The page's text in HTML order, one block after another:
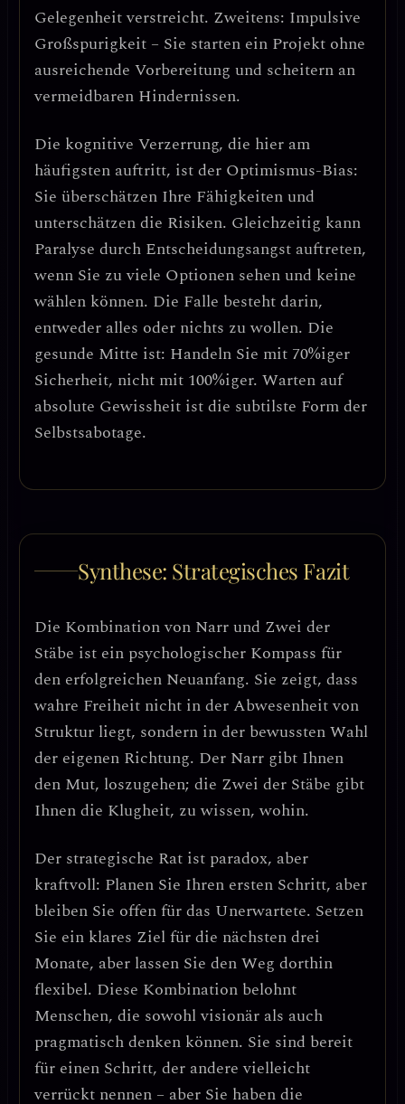
Gelegenheit verstreicht. Zweitens: Impulsive
Großspurigkeit – Sie starten ein Projekt ohne
ausreichende Vorbereitung und scheitern an
vermeidbaren Hindernissen.
Die kognitive Verzerrung, die hier am
häufigsten auftritt, ist der Optimismus-Bias:
Sie überschätzen Ihre Fähigkeiten und
unterschätzen die Risiken. Gleichzeitig kann
Paralyse durch Entscheidungsangst auftreten,
wenn Sie zu viele Optionen sehen und keine
wählen können. Die Falle besteht darin,
entweder alles oder nichts zu wollen. Die
gesunde Mitte ist: Handeln Sie mit 70%iger
Sicherheit, nicht mit 100%iger. Warten auf
absolute Gewissheit ist die subtilste Form der
Selbstsabotage.
Synthese: Strategisches Fazit
Die Kombination von Narr und Zwei der
Stäbe ist ein psychologischer Kompass für
den erfolgreichen Neuanfang. Sie zeigt, dass
wahre Freiheit nicht in der Abwesenheit von
Struktur liegt, sondern in der bewussten Wahl
der eigenen Richtung. Der Narr gibt Ihnen
den Mut, loszugehen; die Zwei der Stäbe gibt
Ihnen die Klugheit, zu wissen, wohin.
Der strategische Rat ist paradox, aber
kraftvoll: Planen Sie Ihren ersten Schritt, aber
bleiben Sie offen für das Unerwartete. Setzen
Sie ein klares Ziel für die nächsten drei
Monate, aber lassen Sie den Weg dorthin
flexibel. Diese Kombination belohnt
Menschen, die sowohl visionär als auch
pragmatisch denken können. Sie sind bereit
für einen Schritt, der andere vielleicht
verrückt nennen – aber Sie haben die